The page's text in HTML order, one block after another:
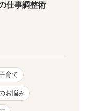
仕事調整術
育て
お悩み